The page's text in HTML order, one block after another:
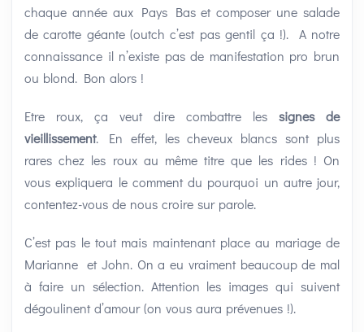
chaque année aux Pays Bas et composer une salade
de carotte géante (outch c’est pas gentil ça !). A notre
connaissance il n’existe pas de manifestation pro brun
ou blond. Bon alors !
Etre roux, ça veut dire combattre les signes de
vieillissement. En effet, les cheveux blancs sont plus
rares chez les roux au même titre que les rides ! On
vous expliquera le comment du pourquoi un autre jour,
contentez-vous de nous croire sur parole.
C’est pas le tout mais maintenant place au mariage de
Marianne et John. On a eu vraiment beaucoup de mal
à faire un sélection. Attention les images qui suivent
dégoulinent d’amour (on vous aura prévenues !).